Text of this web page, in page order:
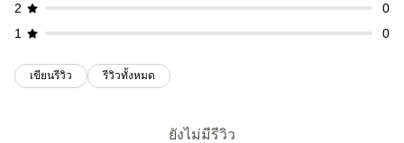
2
0
1
0
เขียนรีวิว รีวิวทั้งหมด
ยังไม่มีรีวิว